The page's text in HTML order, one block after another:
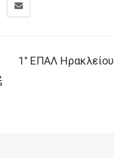
1° ΕΠΑΛ Ηρακλείου